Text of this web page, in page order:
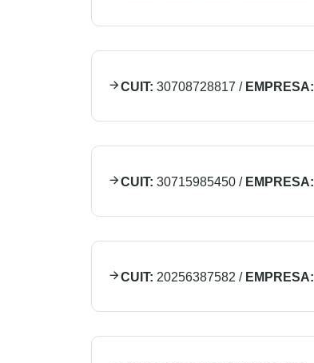
CUIT: 30708728817 / EMPRESA:
CUIT: 30715985450 / EMPRESA:
CUIT: 20256387582 / EMPRESA: